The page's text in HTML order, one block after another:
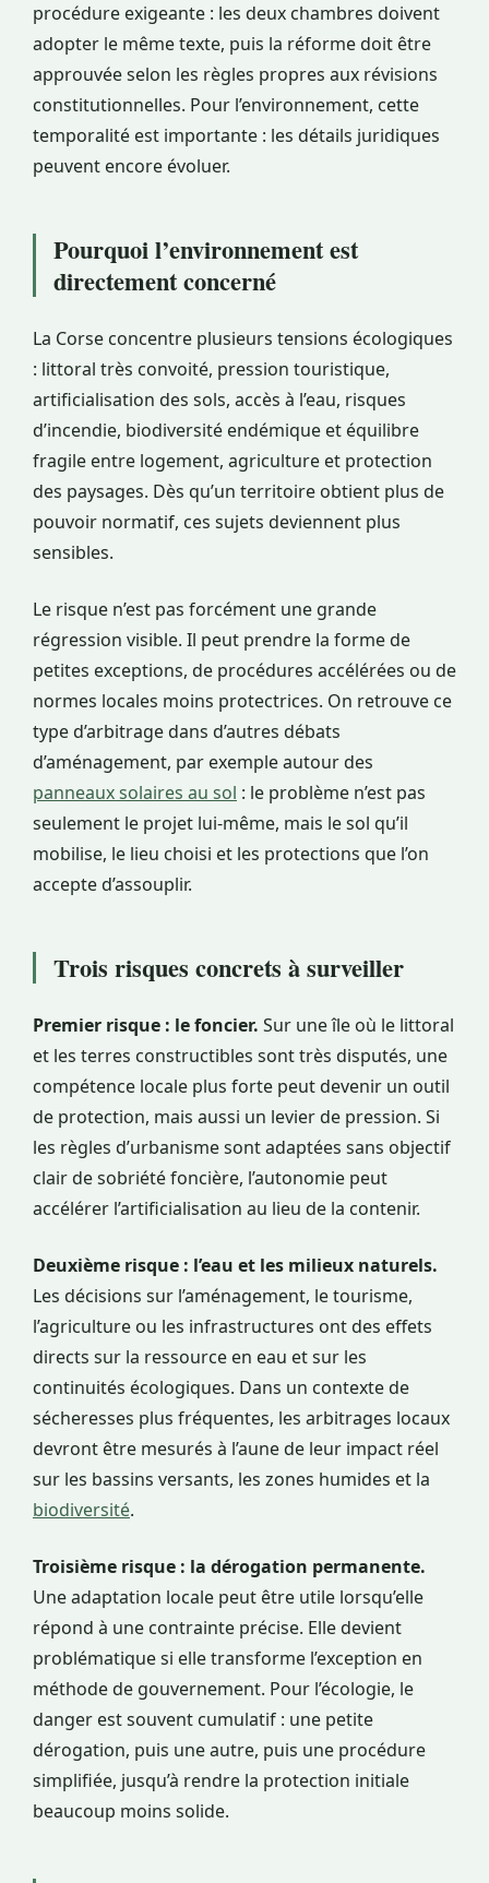
procédure exigeante : les deux chambres doivent
adopter le même texte, puis la réforme doit être
approuvée selon les règles propres aux révisions
constitutionnelles. Pour l’environnement, cette
temporalité est importante : les détails juridiques
peuvent encore évoluer.
Pourquoi l’environnement est
directement concerné
La Corse concentre plusieurs tensions écologiques
: littoral très convoité, pression touristique,
artificialisation des sols, accès à l’eau, risques
d’incendie, biodiversité endémique et équilibre
fragile entre logement, agriculture et protection
des paysages. Dès qu’un territoire obtient plus de
pouvoir normatif, ces sujets deviennent plus
sensibles.
Le risque n’est pas forcément une grande
régression visible. Il peut prendre la forme de
petites exceptions, de procédures accélérées ou de
normes locales moins protectrices. On retrouve ce
type d’arbitrage dans d’autres débats
d’aménagement, par exemple autour des
panneaux solaires au sol : le problème n’est pas
seulement le projet lui-même, mais le sol qu’il
mobilise, le lieu choisi et les protections que l’on
accepte d’assouplir.
Trois risques concrets à surveiller
Premier risque : le foncier. Sur une île où le littoral
et les terres constructibles sont très disputés, une
compétence locale plus forte peut devenir un outil
de protection, mais aussi un levier de pression. Si
les règles d’urbanisme sont adaptées sans objectif
clair de sobriété foncière, l’autonomie peut
accélérer l’artificialisation au lieu de la contenir.
Deuxième risque : l’eau et les milieux naturels.
Les décisions sur l’aménagement, le tourisme,
l’agriculture ou les infrastructures ont des effets
directs sur la ressource en eau et sur les
continuités écologiques. Dans un contexte de
sécheresses plus fréquentes, les arbitrages locaux
devront être mesurés à l’aune de leur impact réel
sur les bassins versants, les zones humides et la
biodiversité.
Troisième risque : la dérogation permanente.
Une adaptation locale peut être utile lorsqu’elle
répond à une contrainte précise. Elle devient
problématique si elle transforme l’exception en
méthode de gouvernement. Pour l’écologie, le
danger est souvent cumulatif : une petite
dérogation, puis une autre, puis une procédure
simplifiée, jusqu’à rendre la protection initiale
beaucoup moins solide.